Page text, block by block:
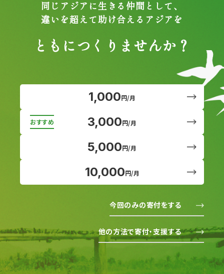
同じアジアに生きる仲間として、
違いを超えて助け合えるアジアを
ともにつくりませんか？
1,000円/月
3,000円/月
5,000円/月
10,000円/月
今回のみの寄付をする
他の方法で寄付・支援する